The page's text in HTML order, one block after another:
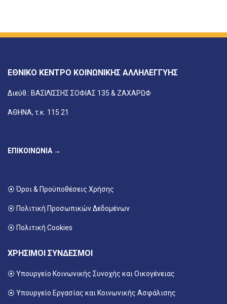
ΕΘΝΙΚΟ ΚΕΝΤΡΟ ΚΟΙΝΩΝΙΚΗΣ ΑΛΛΗΛΕΓΓΥΗΣ
Διεύθ.: ΒΑΣΙΛΙΣΣΗΣ ΣΟΦΙΑΣ 135 & ΖΑΧΑΡΩΦ
ΑΘΗΝΑ, τ.κ. 115 21
ΕΠΙΚΟΙΝΩΝΙΑ →
⦿ Όροι & Προϋποθέσεις Χρήσης
⦿ Πολιτική Προσωπικών Δεδομένων
⦿ Πολιτική Cookies
ΧΡΗΣΙΜΟΙ ΣΥΝΔΕΣΜΟΙ
⦿ Υπουργείο Κοινωνικής Συνοχής και Οικογένειας
⦿ Υπουργείο Εργασίας και Κοινωνικής Ασφάλισης